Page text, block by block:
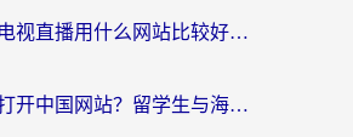
海外看国内电视直播用什么网站比较好？一篇解决你所有追剧难题的实用指南
在国外如何打开中国网站？留学生与海外华人的无缝访问指南